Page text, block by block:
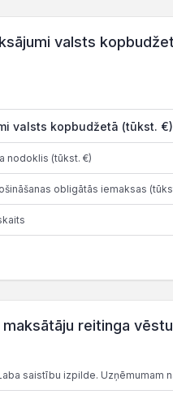
valsts
valsts kopbudžetā (tūkst. €)
nodoklis (tūkst. €)
obligātās iemaksas
reitinga
saistību izpilde. Uzņēmumam